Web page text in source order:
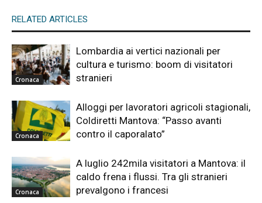
RELATED ARTICLES
Cronaca
Lombardia ai vertici nazionali per
cultura e turismo: boom di visitatori
stranieri
Cronaca
Alloggi per lavoratori agricoli stagionali,
Coldiretti Mantova: “Passo avanti
contro il caporalato”
Cronaca
A luglio 242mila visitatori a Mantova: il
caldo frena i flussi. Tra gli stranieri
prevalgono i francesi